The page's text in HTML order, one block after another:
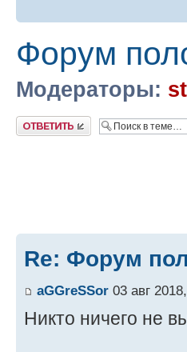
Форум
Модераторы:
Ответить
Re: Форум
aGGreSSor 03 авг
Никто ничего не